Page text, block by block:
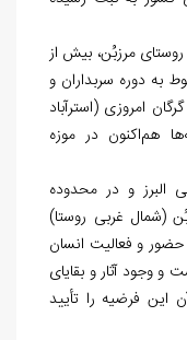
روستای مرزبُن، بیش از
به دوره سربداران و
امروزی (استرآباد
هم‌اکنون در موزه
البرز و در محدوده
(شمال غربی روستا)
حضور و فعالیت انسان
وجود آثار و بقایای
این فرضیه را تأیید